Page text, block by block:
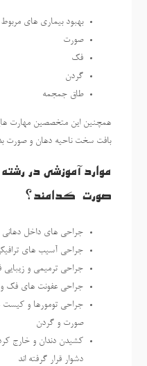
بهبود بیماری های
صورت
فک
گردن
طاق جمجمه
همچنین این متخصصین مهارت
بافت سخت ناحیه دهان و صورت
موارد آموزشی در
صورت کدامند؟
جراحی های داخل
جراحی آسیب های
جراحی ترمیمی و
جراحی عفونت های فک
جراحی تومورها و
صورت و گردن
کشیدن دندان و خارج
دشوار قرار گرفته اند